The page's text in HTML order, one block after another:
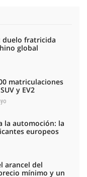
duelo fratricida
global
matriculaciones
y EV2
la automoción: la
europeos
arancel del
mínimo y un